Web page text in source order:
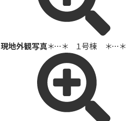
現地外観写真＊…＊ １号棟 ＊…＊